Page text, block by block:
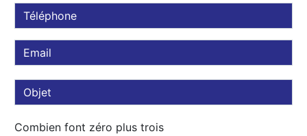
Combien font zéro plus trois